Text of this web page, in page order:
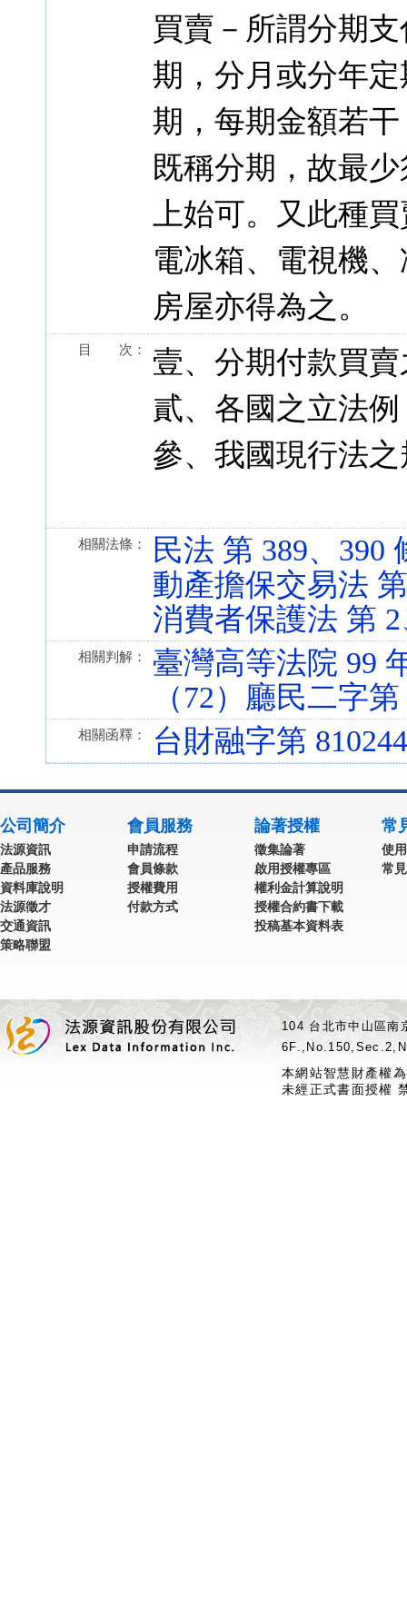
買賣－所謂分期
期，分月或分年
期，每期金額若
既稱分期，故最
上始可。又此種
電冰箱、電視機
房屋亦得為之。
目 次：
壹、分期付款買
貳、各國之立法例
參、我國現行法
相關法條：
民法 第 389、390
動產擔保交易法
消費者保護法 第 2
相關判解：
臺灣高等法院 99
（72）廳民二字
相關函釋： 台財融字第
公司簡介
法源資訊
產品服務
資料庫說明
法源徵才
交通資訊
策略聯盟
會員服務
申請流程
會員條款
授權費用
付款方式
論著授權
徵集論著
啟用授權專區
權利金計算說明
授權合約書下載
投稿基本資料表
常
使
常
104 台北市中山區
本網站智慧財產權
未經正式書面授權